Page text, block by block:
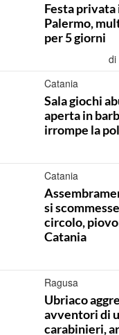
Festa privata
Palermo,
per 5 giorni
di
Catania
Sala giochi
aperta in
irrompe la
Catania
si
circolo,
Catania
Ragusa
Ubriaco
avventori di
carabinieri,